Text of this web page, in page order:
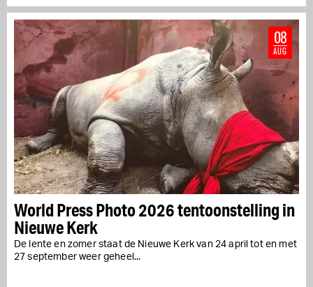
World Press Photo 2026 tentoonstelling in
Nieuwe Kerk
De lente en zomer staat de Nieuwe Kerk van 24 april tot en met
27 september weer geheel...
08
AUG